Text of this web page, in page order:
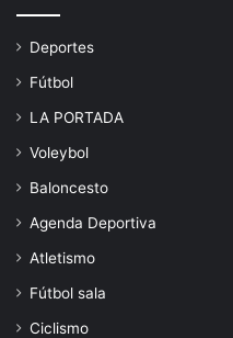
Deportes
Fútbol
LA PORTADA
Voleybol
Baloncesto
Agenda Deportiva
Atletismo
Fútbol sala
Ciclismo